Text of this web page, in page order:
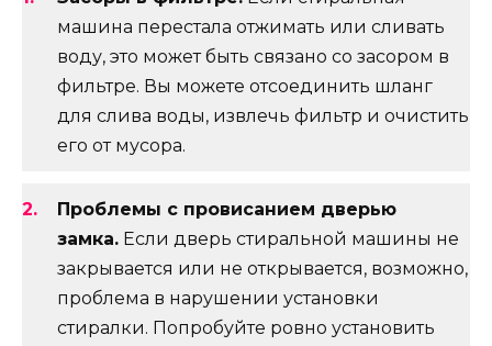
машина перестала отжимать или сливать
воду, это может быть связано со засором в
фильтре. Вы можете отсоединить шланг
для слива воды, извлечь фильтр и очистить
его от мусора.
Проблемы с провисанием дверью
замка. Если дверь стиральной машины не
закрывается или не открывается, возможно,
проблема в нарушении установки
стиралки. Попробуйте ровно установить